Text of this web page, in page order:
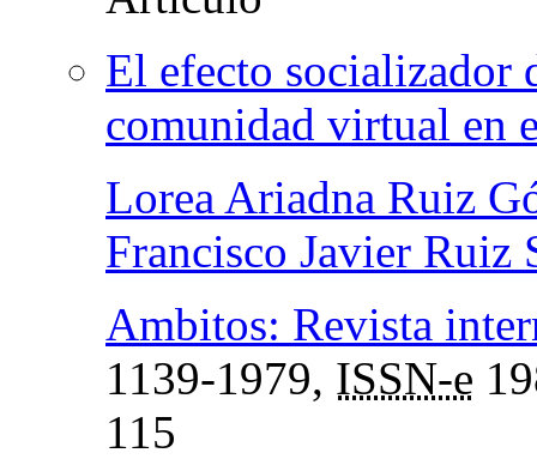
El efecto socializador
comunidad virtual en
Lorea Ariadna Ruiz
Francisco Javier Ruiz
Ambitos: Revista
1139-1979, ISSN-e
115